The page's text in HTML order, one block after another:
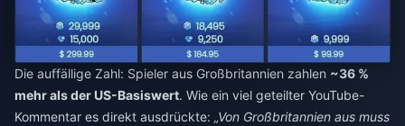
Die auffällige Zahl: Spieler aus Großbritannien zahlen ~36 %
mehr als der US-Basiswert. Wie ein viel geteilter YouTube-
Kommentar es direkt ausdrückte: „Von Großbritannien aus muss